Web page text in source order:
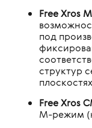
Free Xros
под
структур
плоскостях
Free Xros
М-режим